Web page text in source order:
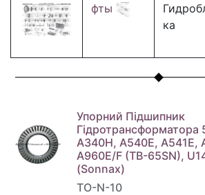
фты
ка
Упорний Підшипник
Гідротрансформатора
A340H, A540E, A541E,
A960E/F (TB-65SN),
(Sonnax)
TO-N-10